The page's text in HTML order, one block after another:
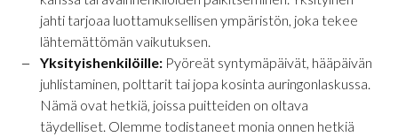
jahti tarjoaa luottamuksellisen ympäristön, joka tekee
lähtemättömän vaikutuksen.
Yksityishenkilöille: Pyöreät syntymäpäivät, hääpäivän
juhlistaminen, polttarit tai jopa kosinta auringonlaskussa.
Nämä ovat hetkiä, joissa puitteiden on oltava
täydelliset. Olemme todistaneet monia onnen hetkiä